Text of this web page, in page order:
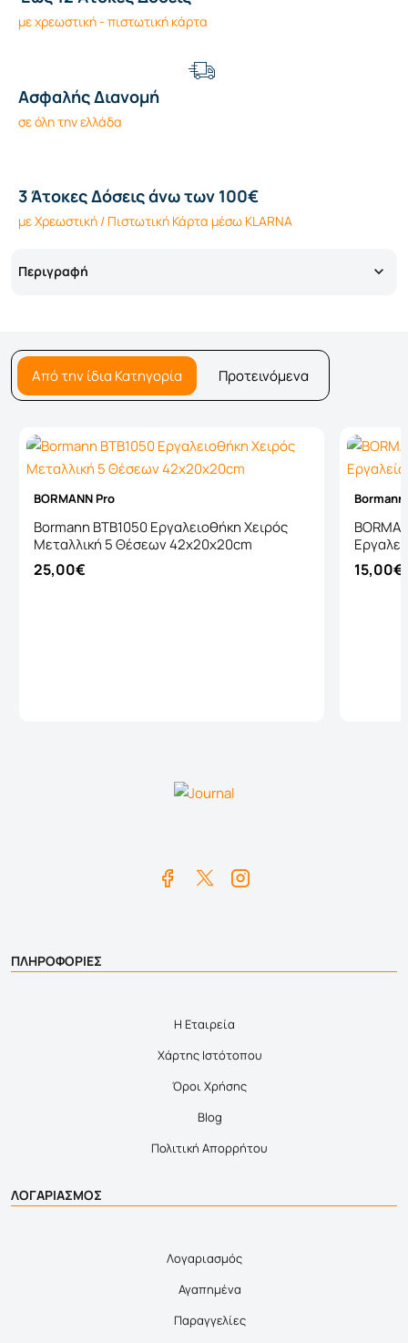
με χρεωστική - πιστωτική κάρτα
Ασφαλής Διανομή
σε όλη την ελλάδα
3 Άτοκες Δόσεις άνω των 100€
με Χρεωστική / Πιστωτική Κάρτα μέσω KLARNA
Περιγραφή
Από την ίδια Κατηγορία Προτεινόμενα
BORMANN Pro
Bormann BTB1050 Εργαλειοθήκη Χειρός
Μεταλλική 5 Θέσεων 42x20x20cm
25,00€
Bormann
15,00€
ΠΛΗΡΟΦΟΡΙΕΣ
Η Εταιρεία
Χάρτης Ιστότοπου
Όροι Χρήσης
Blog
Πολιτική Απορρήτου
ΛΟΓΑΡΙΑΣΜΟΣ
Λογαριασμός
Αγαπημένα
Παραγγελίες